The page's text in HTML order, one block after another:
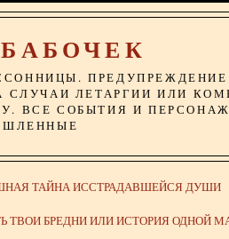
СЛУЧАИ ЛЕТАРГИИ ИЛИ
ВСЕ СОБЫТИЯ И
ТАЙНА ИССТРАДАВШЕЙСЯ ДУШИ
ТВОИ БРЕДНИ ИЛИ ИСТОРИЯ ОДНОЙ